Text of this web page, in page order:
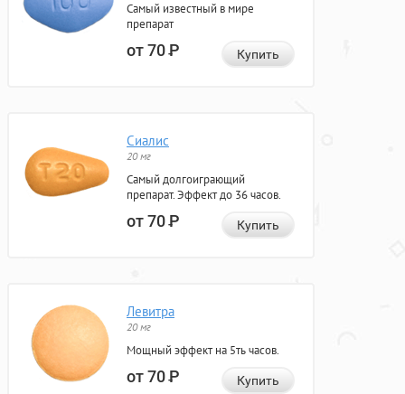
Самый известный в мире
препарат
от 70Р Купить
Сиалис
20 мг
Самый долгоиграющий
препарат. Эффект до 36 часов.
от 70Р Купить
Левитра
20 мг
Мощный эффект на 5ть часов.
от 70Р Купить